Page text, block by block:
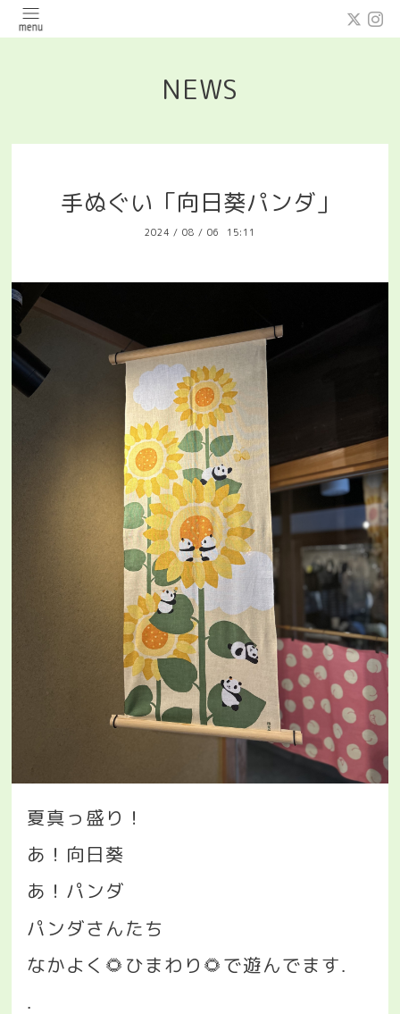
NEWS
手ぬぐい「向日葵パンダ」
2024 / 08 / 06 15:11
夏真っ盛り！
あ！向日葵
あ！パンダ
パンダさんたち
なかよく 🌻 ひまわり 🌻で遊んでます.
.